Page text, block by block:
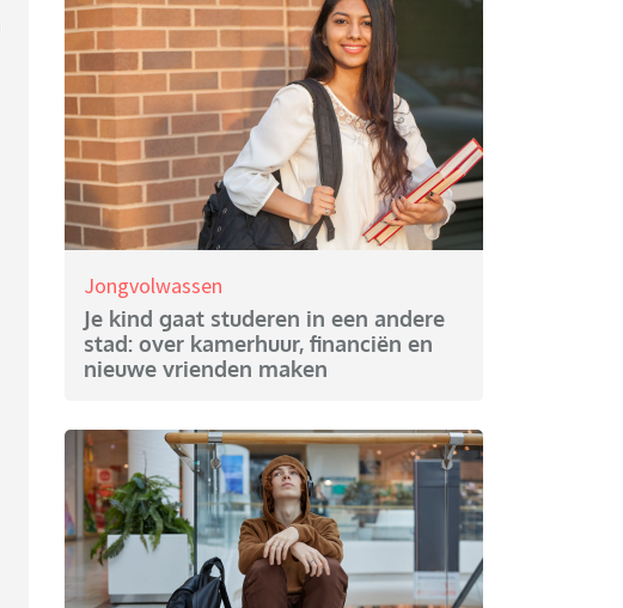
Jongvolwassen
Je kind gaat studeren in een andere
stad: over kamerhuur, financiën en
nieuwe vrienden maken